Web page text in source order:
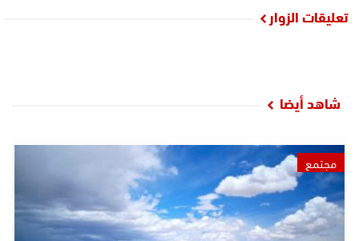
تعليقات الزوار
شاهد أيضا
مجتمع